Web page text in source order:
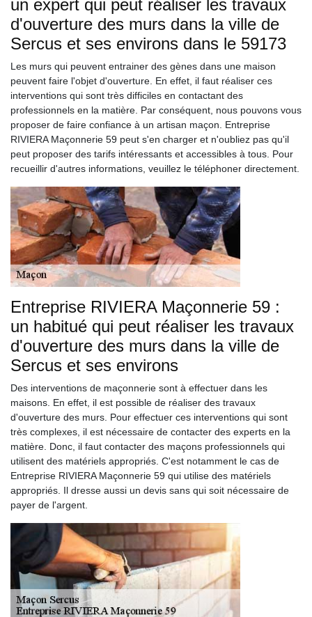
un expert qui peut réaliser les travaux
d'ouverture des murs dans la ville de
Sercus et ses environs dans le 59173
Les murs qui peuvent entrainer des gènes dans une maison
peuvent faire l'objet d'ouverture. En effet, il faut réaliser ces
interventions qui sont très difficiles en contactant des
professionnels en la matière. Par conséquent, nous pouvons vous
proposer de faire confiance à un artisan maçon. Entreprise
RIVIERA Maçonnerie 59 peut s'en charger et n'oubliez pas qu'il
peut proposer des tarifs intéressants et accessibles à tous. Pour
recueillir d'autres informations, veuillez le téléphoner directement.
Entreprise RIVIERA Maçonnerie 59 :
un habitué qui peut réaliser les travaux
d'ouverture des murs dans la ville de
Sercus et ses environs
Des interventions de maçonnerie sont à effectuer dans les
maisons. En effet, il est possible de réaliser des travaux
d'ouverture des murs. Pour effectuer ces interventions qui sont
très complexes, il est nécessaire de contacter des experts en la
matière. Donc, il faut contacter des maçons professionnels qui
utilisent des matériels appropriés. C'est notamment le cas de
Entreprise RIVIERA Maçonnerie 59 qui utilise des matériels
appropriés. Il dresse aussi un devis sans qui soit nécessaire de
payer de l'argent.